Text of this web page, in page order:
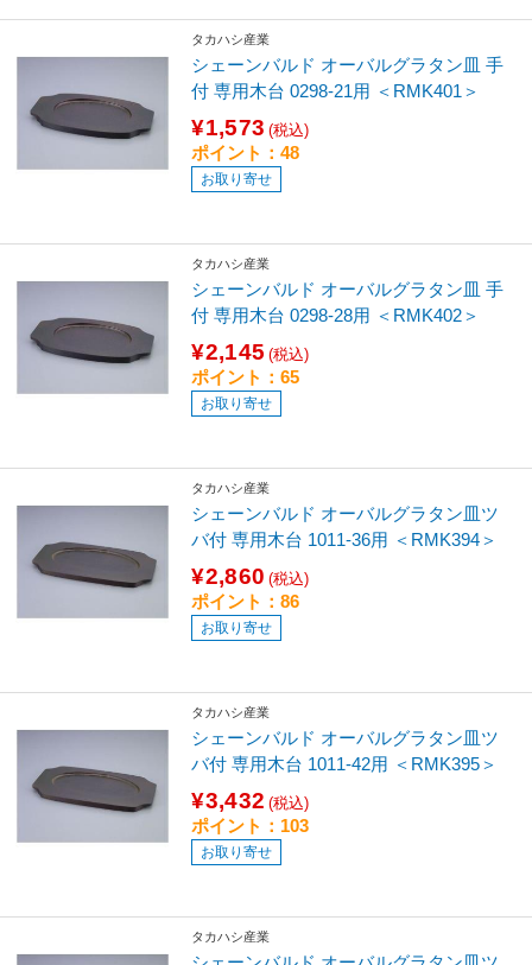
タカハシ産業
シェーンバルド オーバルグラタン皿 手
付 専用木台 0298-21用 ＜RMK401＞
¥1,573 (税込)
ポイント：48
お取り寄せ
タカハシ産業
シェーンバルド オーバルグラタン皿 手
付 専用木台 0298-28用 ＜RMK402＞
¥2,145 (税込)
ポイント：65
お取り寄せ
タカハシ産業
シェーンバルド オーバルグラタン皿ツ
バ付 専用木台 1011-36用 ＜RMK394＞
¥2,860 (税込)
ポイント：86
お取り寄せ
タカハシ産業
シェーンバルド オーバルグラタン皿ツ
バ付 専用木台 1011-42用 ＜RMK395＞
¥3,432 (税込)
ポイント：103
お取り寄せ
タカハシ産業